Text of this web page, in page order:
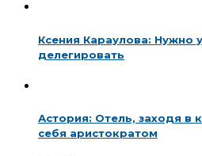
Ксения Караулова: Нужно
делегировать
Астория: Отель, заходя в
себя аристократом